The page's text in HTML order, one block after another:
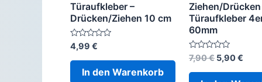
Türaufkleber –
Drücken/Ziehen 10 cm
Bewertet
mit
0
4,99 €
In den Warenkorb
Ziehen/Drücken
Türaufkleber
60mm
Bewertet
mit
0
7,90€
war:
5,90€